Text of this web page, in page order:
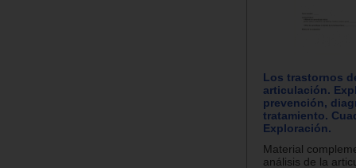
Los trastornos
articulación.
prevención,
tratamiento.
Exploración.
Material
análisis de la